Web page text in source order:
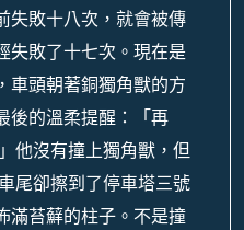
失敗十八次，就會被傳
失敗了十七次。現在是
車頭朝著銅獨角獸的方
後的溫柔提醒：「再
」他沒有撞上獨角獸，但
尾卻擦到了停車塔三號
滿苔蘚的柱子。不是撞